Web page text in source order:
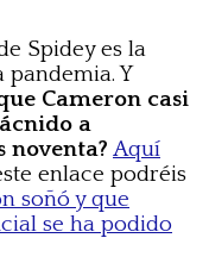
Spidey es la
Y
Cameron casi
a
noventa? Aquí
enlace podréis
soñó y que
se ha podido